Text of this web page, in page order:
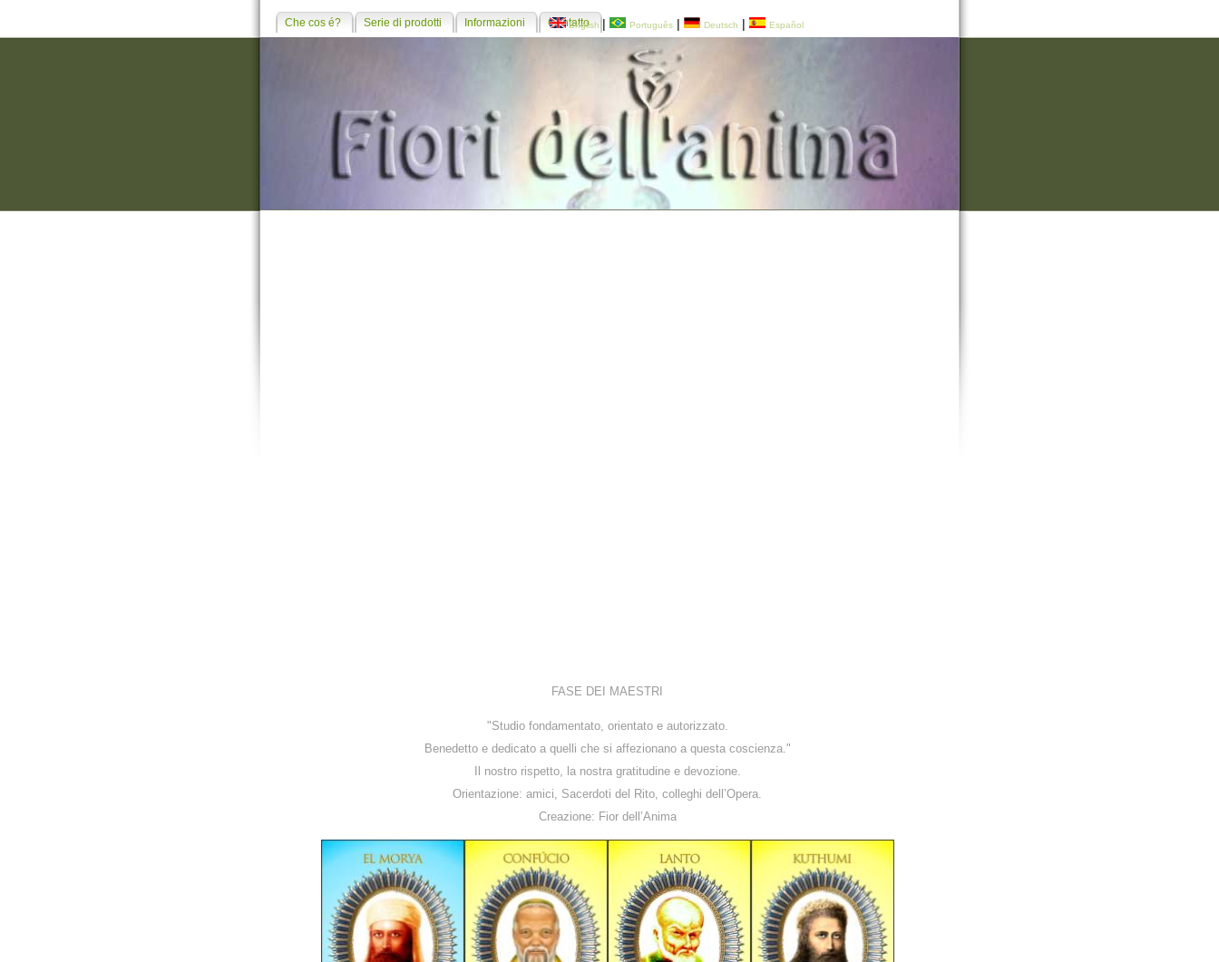
Che cos é? Serie di prodotti Informazioni Contatto
English | Português | Deutsch | Español
FASE DEI MAESTRI
"Studio fondamentato, orientato e autorizzato.
Benedetto e dedicato a quelli che si affezionano a questa coscienza."
Il nostro rispetto, la nostra gratitudine e devozione.
Orientazione: amici, Sacerdoti del Rito, colleghi dell’Opera.
Creazione: Fior dell’Anima